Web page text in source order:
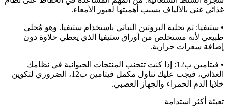
غذائي غني بالألياف بسبب أهميتها لعبور الأمعاء.
• ستيفيا: تم تحلية البروتين النباتي باستخدام ستيفيا. وهو مُحلي
طبيعي لأنه مستخلص من أوراق ستيفيا الذي يعطي حلاوة دون
إضافة سعرات حرارية.
• فيتامين ب12: إذا كنت تتجنب المنتجات الحيوانية في نظامك
الغذائي، فيجب عليك تناول مكمل فيتامين ب12، الضروري لتكوين
خلايا الدم الحمراء والجهاز العصبي.
تعبئة أكثر استدامة